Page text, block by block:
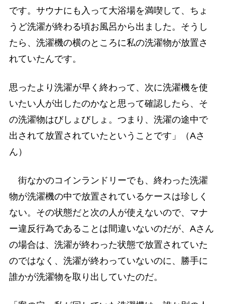
です。サウナにも入って大浴場を満喫して、ちょ
うど洗濯が終わる頃お風呂から出ました。そうし
たら、洗濯機の横のところに私の洗濯物が放置さ
れていたんです。
思ったより洗濯が早く終わって、次に洗濯機を使
いたい人が出したのかなと思って確認したら、そ
の洗濯物はびしょびしょ。つまり、洗濯の途中で
出されて放置されていたということです」（Aさ
ん）
街なかのコインランドリーでも、終わった洗濯
物が洗濯機の中で放置されているケースは珍しく
ない。その状態だと次の人が使えないので、マナ
ー違反行為であることは間違いないのだが、Aさん
の場合は、洗濯が終わった状態で放置されていた
のではなく、洗濯が終わっていないのに、勝手に
誰かが洗濯物を取り出していたのだ。